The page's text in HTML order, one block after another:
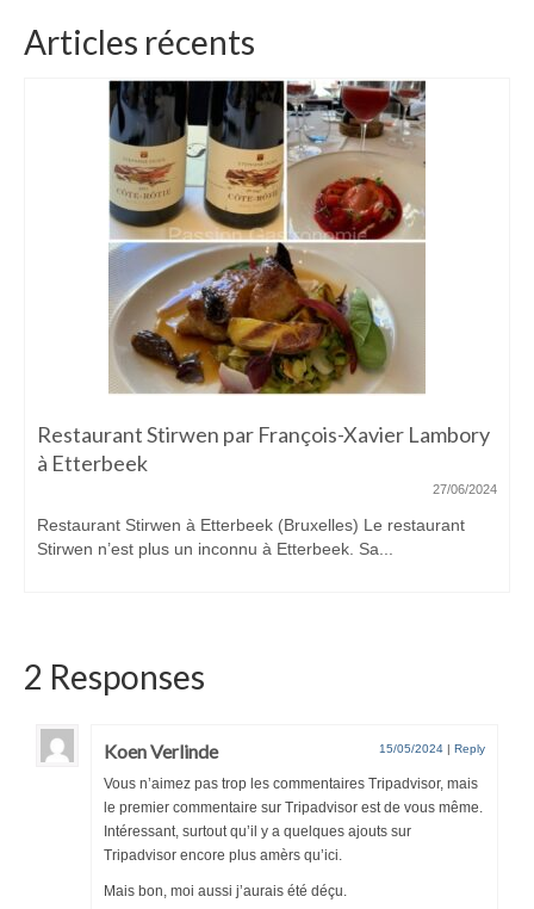
Articles récents
Restaurant Stirwen par François-Xavier Lambory
à Etterbeek
27/06/2024
Restaurant Stirwen à Etterbeek (Bruxelles) Le restaurant
Stirwen n’est plus un inconnu à Etterbeek. Sa...
2 Responses
Koen Verlinde 15/05/2024 | Reply
Vous n’aimez pas trop les commentaires Tripadvisor, mais
le premier commentaire sur Tripadvisor est de vous même.
Intéressant, surtout qu’il y a quelques ajouts sur
Tripadvisor encore plus amèrs qu’ici.
Mais bon, moi aussi j’aurais été déçu.